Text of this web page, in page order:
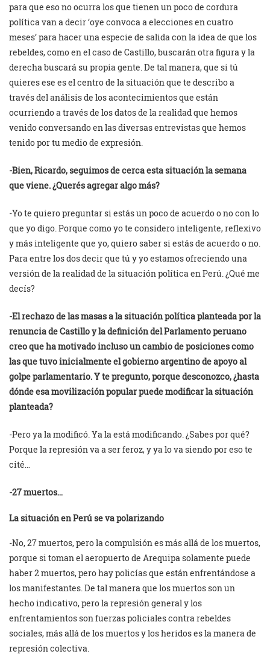
para que eso no ocurra los que tienen un poco de cordura
política van a decir ‘oye convoca a elecciones en cuatro
meses’ para hacer una especie de salida con la idea de que los
rebeldes, como en el caso de Castillo, buscarán otra figura y la
derecha buscará su propia gente. De tal manera, que si tú
quieres ese es el centro de la situación que te describo a
través del análisis de los acontecimientos que están
ocurriendo a través de los datos de la realidad que hemos
venido conversando en las diversas entrevistas que hemos
tenido por tu medio de expresión.
-Bien, Ricardo, seguimos de cerca esta situación la semana
que viene. ¿Querés agregar algo más?
-Yo te quiero preguntar si estás un poco de acuerdo o no con lo
que yo digo. Porque como yo te considero inteligente, reflexivo
y más inteligente que yo, quiero saber si estás de acuerdo o no.
Para entre los dos decir que tú y yo estamos ofreciendo una
versión de la realidad de la situación política en Perú. ¿Qué me
decís?
-El rechazo de las masas a la situación política planteada por la
renuncia de Castillo y la definición del Parlamento peruano
creo que ha motivado incluso un cambio de posiciones como
las que tuvo inicialmente el gobierno argentino de apoyo al
golpe parlamentario. Y te pregunto, porque desconozco, ¿hasta
dónde esa movilización popular puede modificar la situación
planteada?
-Pero ya la modificó. Ya la está modificando. ¿Sabes por qué?
Porque la represión va a ser feroz, y ya lo va siendo por eso te
cité…
-27 muertos…
La situación en Perú se va polarizando
-No, 27 muertos, pero la compulsión es más allá de los muertos,
porque si toman el aeropuerto de Arequipa solamente puede
haber 2 muertos, pero hay policías que están enfrentándose a
los manifestantes. De tal manera que los muertos son un
hecho indicativo, pero la represión general y los
enfrentamientos son fuerzas policiales contra rebeldes
sociales, más allá de los muertos y los heridos es la manera de
represión colectiva.